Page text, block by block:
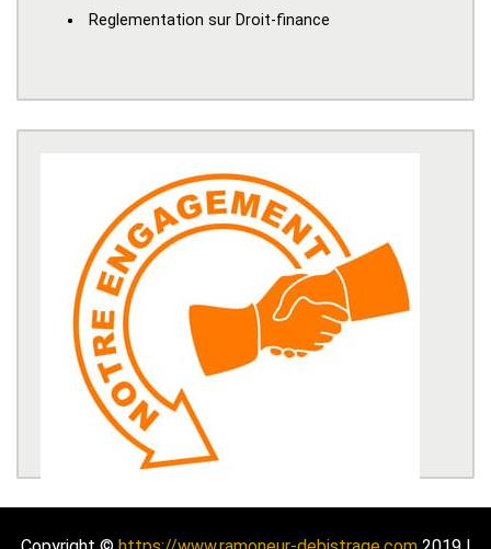
Reglementation sur Droit-finance